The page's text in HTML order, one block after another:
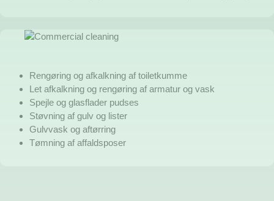
Rengøring og afkalkning af toiletkumme
Let afkalkning og rengøring af armatur og vask
Spejle og glasflader pudses
Støvning af gulv og lister
Gulvvask og aftørring
Tømning af affaldsposer